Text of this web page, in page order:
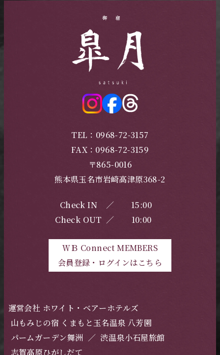
TEL：0968-72-3157
FAX：0968-72-3159
〒865-0016
熊本県玉名市岩崎高津原368-2
Check IN ／
15:00
Check OUT ／ 10:00
ＷＢ Connect MEMBERS
会員登録・ログインはこちら
運営会社 ホワイト・ベアーホテルズ
山もみじの宿 くまもと玉名温泉 八芳園
パームガーデン舞洲 ／ 渋温泉小石屋旅館
志賀高原ひがしだて